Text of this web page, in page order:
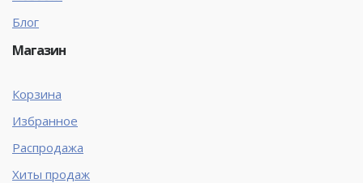
Блог
Магазин
Корзина
Избранное
Распродажа
Хиты продаж